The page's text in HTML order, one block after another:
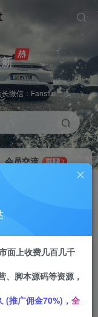
微信：Fansfuli
会员交流
群聊
面上收费几百几千
、脚本源码等资源，
(推广佣金70%)， 全